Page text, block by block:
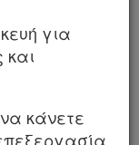
ΤΟΥ
ΕΝΕΡΓΕΙΑΣ
άρθρου 24
για
και
κάνετε